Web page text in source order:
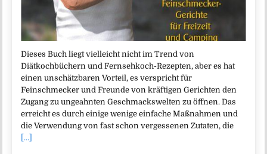
Dieses Buch liegt vielleicht nicht im Trend von
Diätkochbüchern und Fernsehkoch-Rezepten, aber es hat
einen unschätzbaren Vorteil, es verspricht für
Feinschmecker und Freunde von kräftigen Gerichten den
Zugang zu ungeahnten Geschmackswelten zu öffnen. Das
erreicht es durch einige wenige einfache Maßnahmen und
die Verwendung von fast schon vergessenen Zutaten, die
[...]